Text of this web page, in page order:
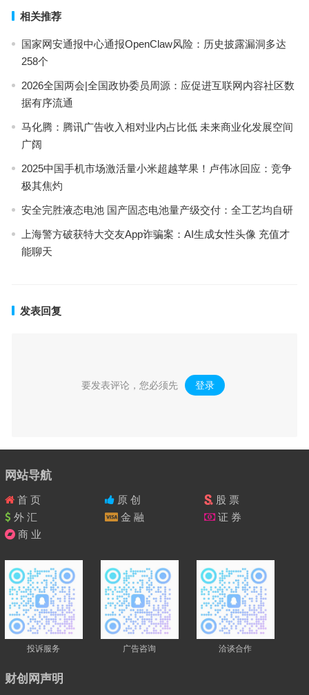
相关推荐
国家网安通报中心通报OpenClaw风险：历史披露漏洞多达
258个
2026全国两会|全国政协委员周源：应促进互联网内容社区数
据有序流通
马化腾：腾讯广告收入相对业内占比低 未来商业化发展空间
广阔
2025中国手机市场激活量小米超越苹果！卢伟冰回应：竞争
极其焦灼
安全完胜液态电池 国产固态电池量产级交付：全工艺均自研
上海警方破获特大交友App诈骗案：AI生成女性头像 充值才
能聊天
发表回复
要发表评论，您必须先 登录 。
网站导航
首 页 原 创
股 票
外 汇
金 融
证 券
商 业
投诉服务 广告咨询 洽谈合作
财创网声明